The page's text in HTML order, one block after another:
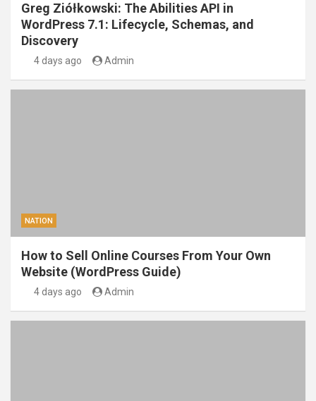
Greg Ziółkowski: The Abilities API in
WordPress 7.1: Lifecycle, Schemas, and
Discovery
4 days ago Admin
NATION
How to Sell Online Courses From Your Own
Website (WordPress Guide)
4 days ago Admin